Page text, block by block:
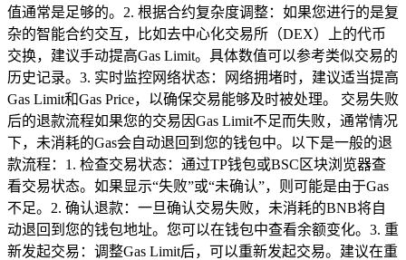
值通常是足够的。2. 根据合约复杂度调整：如果您进行的是复
杂的智能合约交互，比如去中心化交易所（DEX）上的代币
交换，建议手动提高Gas Limit。具体数值可以参考类似交易的
历史记录。3. 实时监控网络状态：网络拥堵时，建议适当提高
Gas Limit和Gas Price，以确保交易能够及时被处理。 交易失败
后的退款流程如果您的交易因Gas Limit不足而失败，通常情况
下，未消耗的Gas会自动退回到您的钱包中。以下是一般的退
款流程：1. 检查交易状态：通过TP钱包或BSC区块浏览器查
看交易状态。如果显示“失败”或“未确认”，则可能是由于Gas
不足。2. 确认退款：一旦确认交易失败，未消耗的BNB将自
动退回到您的钱包地址。您可以在钱包中查看余额变化。3. 重
新发起交易：调整Gas Limit后，可以重新发起交易。建议在重